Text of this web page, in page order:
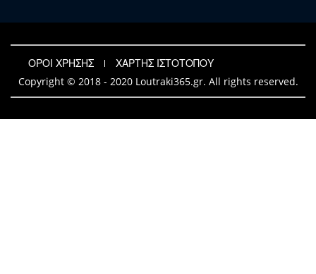
ΟΡΟΙ ΧΡΗΣΗΣ
ΧΑΡΤΗΣ ΙΣΤΟΤΟΠΟΥ
Copyright © 2018 - 2020 Loutraki365.gr. All rights reserved.